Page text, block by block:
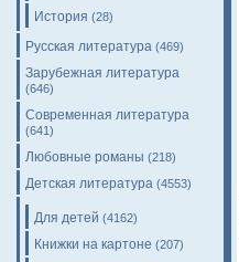
История (28)
Русская литература (469)
Зарубежная литература
(646)
Современная литература
(641)
Любовные романы (218)
Детская литература (4553)
Для детей (4162)
Книжки на картоне (207)